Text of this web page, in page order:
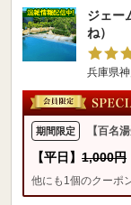
ジェー
ね）
兵庫県
期間限定 【百名
【平日】 1,000円
他にも1個のクーポ